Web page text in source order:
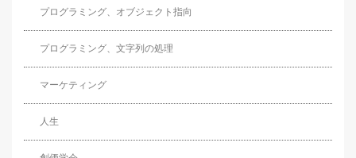
プログラミング、オブジェクト指向
プログラミング、文字列の処理
マーケティング
人生